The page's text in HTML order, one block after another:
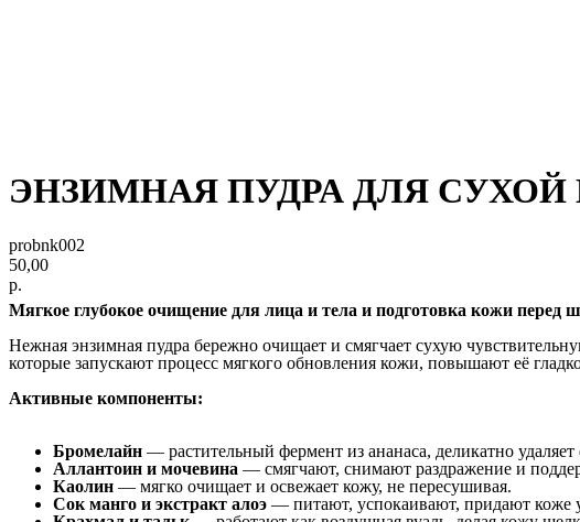
ЭНЗИМНАЯ ПУДРА ДЛЯ СУХОЙ
probnk002
50,00
р.
Мягкое глубокое очищение для лица и тела и подготовка кожи перед
Нежная энзимная пудра бережно очищает и смягчает сухую
которые запускают процесс мягкого обновления кожи, повышают её
Активные компоненты:
Бромелайн — растительный фермент из ананаса, деликатно
Аллантоин и мочевина — смягчают, снимают раздражение и
Каолин — мягко очищает и освежает кожу, не пересушивая.
Сок манго и экстракт алоэ — питают, успокаивают, придают коже